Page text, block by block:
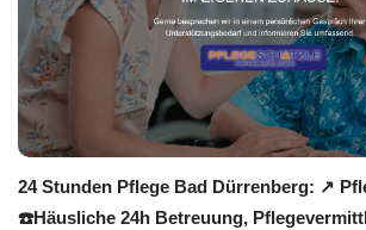
24 Stunden Pflege Bad Dürrenberg: ↗️
☎️Häusliche 24h Betreuung,